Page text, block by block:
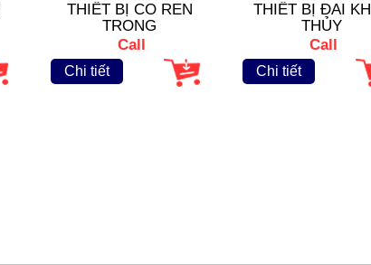
THIẾT BỊ CO REN
TRONG
Call
Chi tiết
THIẾT BỊ ĐAI
THỦY
Call
Chi tiết